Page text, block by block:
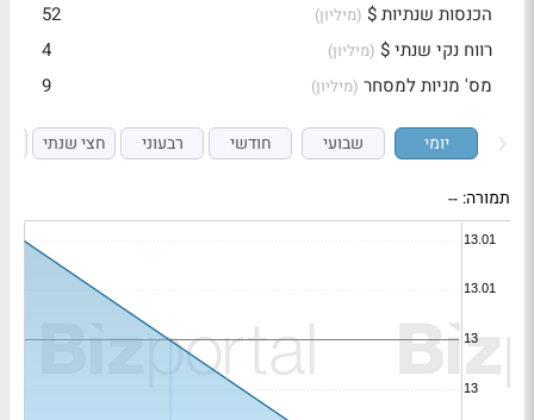
הכנסות שנתיות $ (מיליון)
52
רווח נקי שנתי $ (מיליון)
4
מס' מניות למסחר (מיליון) 9
יומי שבועי חודשי רבעוני חצי שנתי
תמורה: --